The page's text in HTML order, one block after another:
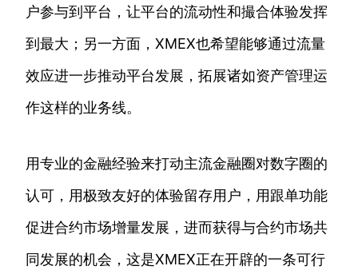
户参与到平台，让平台的流动性和撮合体验发挥
到最大；另一方面，XMEX也希望能够通过流量
效应进一步推动平台发展，拓展诸如资产管理运
作这样的业务线。
用专业的金融经验来打动主流金融圈对数字圈的
认可，用极致友好的体验留存用户，用跟单功能
促进合约市场增量发展，进而获得与合约市场共
同发展的机会，这是XMEX正在开辟的一条可行